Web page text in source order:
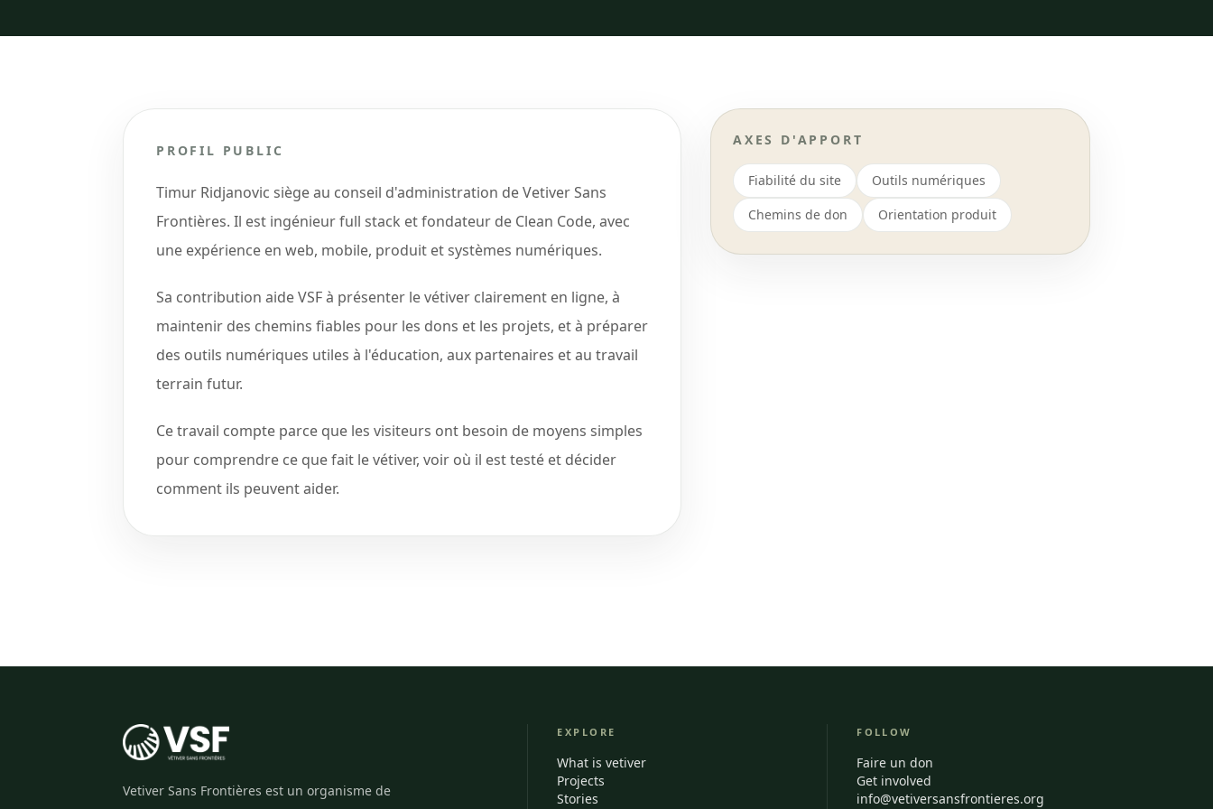
PROFIL PUBLIC
Timur Ridjanovic siège au conseil d'administration de Vetiver Sans
Frontières. Il est ingénieur full stack et fondateur de Clean Code, avec
une expérience en web, mobile, produit et systèmes numériques.
Sa contribution aide VSF à présenter le vétiver clairement en ligne, à
maintenir des chemins fiables pour les dons et les projets, et à préparer
des outils numériques utiles à l'éducation, aux partenaires et au travail
terrain futur.
Ce travail compte parce que les visiteurs ont besoin de moyens simples
pour comprendre ce que fait le vétiver, voir où il est testé et décider
comment ils peuvent aider.
AXES D'APPORT
Fiabilité du site
Outils numériques
Chemins de don
Orientation produit
Vetiver Sans Frontières est un organisme de
EXPLORE
What is vetiver
Projects
Stories
FOLLOW
Faire un don
Get involved
info@vetiversansfrontieres.org